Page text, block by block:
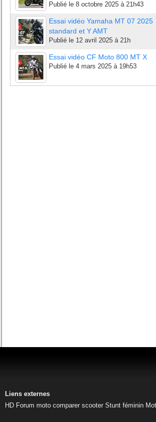
Publié le 8 octobre 2025 à 21h43
Essai vidéo Yamaha MT 07 2025
standard et Y AMT
Publié le 12 avril 2025 à 21h
Essai vidéo CF Moto 800 MT X
Publié le 4 mars 2025 à 19h53
Liens externes
HD Forum moto comparer scooter Stunt féminin